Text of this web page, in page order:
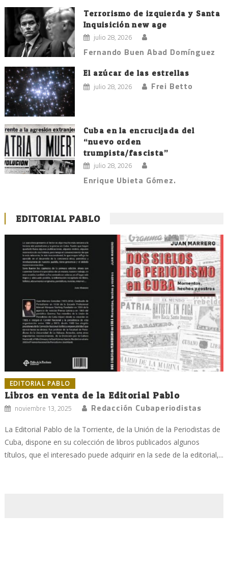
Terrorismo de izquierda y Santa
Inquisición new age
julio 28, 2026
Fernando Buen Abad Domínguez
El azúcar de las estrellas
julio 28, 2026 Frei Betto
Cuba en la encrucijada del
“nuevo orden
trumpista/fascista”
julio 28, 2026
Enrique Ubieta Gómez.
EDITORIAL PABLO
EDITORIAL PABLO
Libros en venta de la Editorial Pablo
noviembre 13, 2025 Redacción Cubaperiodistas
La Editorial Pablo de la Torriente, de la Unión de la Periodistas de
Cuba, dispone en su colección de libros publicados algunos
títulos, que el interesado puede adquirir en la sede de la editorial,...